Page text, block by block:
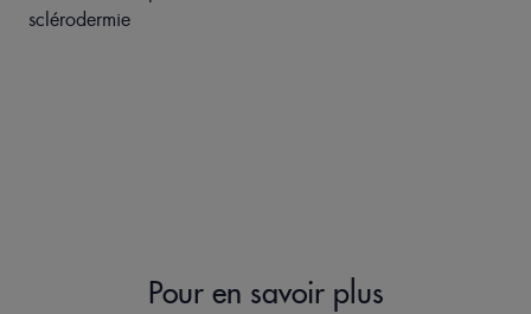
sclérodermie
Pour en savoir plus